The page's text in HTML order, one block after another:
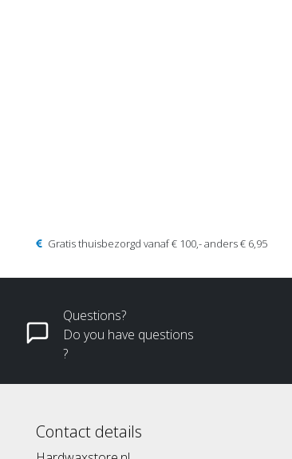
Gratis thuisbezorgd vanaf € 100,- anders € 6,95
Questions?
Do you have questions
?
Contact details